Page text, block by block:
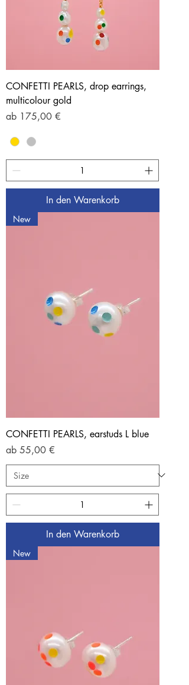
CONFETTI PEARLS, drop earrings,
multicolour gold
ab 175,00 €
Sale-Preis
In den Warenkorb
New
CONFETTI PEARLS, earstuds L blue
ab 55,00 €
Sale-Preis
In den Warenkorb
New